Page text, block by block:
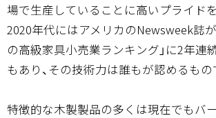
場で生産していることに高いプライド
2020年代にはアメリカのNewsweek誌が
の高級家具小売業ランキング」に2年連
もあり、その技術力は誰もが認めるもの
特徴的な木製製品の多くは現在でもバ